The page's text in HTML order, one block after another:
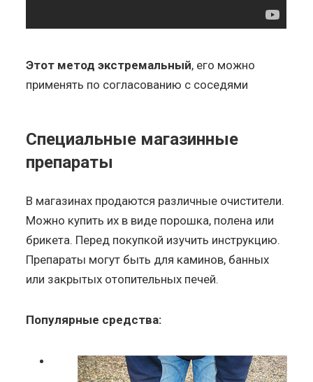
Этот метод экстремальный, его можно
применять по согласованию с соседями
Специальные магазинные
препараты
В магазинах продаются различные очистители.
Можно купить их в виде порошка, полена или
брикета. Перед покупкой изучить инструкцию.
Препараты могут быть для каминов, банных
или закрытых отопительных печей.
Популярные средства: